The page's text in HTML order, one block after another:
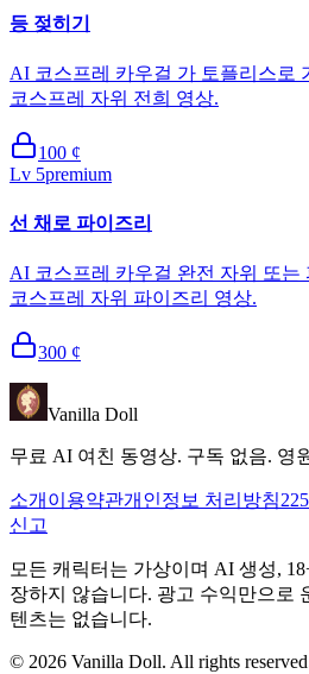
등 젖히기
AI 코스프레 카우걸 가 토플리스로
코스프레 자위 전희 영상.
100 ¢
Lv 5premium
선 채로 파이즈리
AI 코스프레 카우걸 완전 자위 또
코스프레 자위 파이즈리 영상.
300 ¢
Vanilla Doll
무료 AI 여친 동영상. 구독 없음. 영
소개 이용약관개인정보 처리방침
신고
모든 캐릭터는 가상이며 AI 생성,
장하지 않습니다. 광고 수익만으로
텐츠는 없습니다.
© 2026 Vanilla Doll. All rights